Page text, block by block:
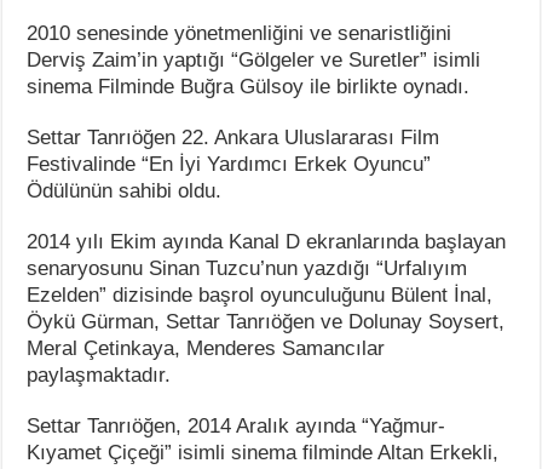
2010 senesinde yönetmenliğini ve senaristliğini
Derviş Zaim’in yaptığı “Gölgeler ve Suretler” isimli
sinema Filminde Buğra Gülsoy ile birlikte oynadı.
Settar Tanrıöğen 22. Ankara Uluslararası Film
Festivalinde “En İyi Yardımcı Erkek Oyuncu”
Ödülünün sahibi oldu.
2014 yılı Ekim ayında Kanal D ekranlarında başlayan
senaryosunu Sinan Tuzcu’nun yazdığı “Urfalıyım
Ezelden” dizisinde başrol oyunculuğunu Bülent İnal,
Öykü Gürman, Settar Tanrıöğen ve Dolunay Soysert,
Meral Çetinkaya, Menderes Samancılar
paylaşmaktadır.
Settar Tanrıöğen, 2014 Aralık ayında “Yağmur-
Kıyamet Çiçeği” isimli sinema filminde Altan Erkekli,